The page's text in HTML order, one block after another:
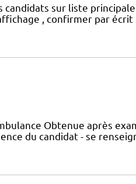
candidats sur liste
, confirmer par
Obtenue après
du candidat - se